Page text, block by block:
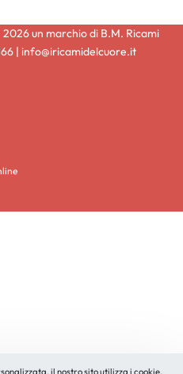
un marchio di B.M. Ricami
| info@iricamidelcuore.it